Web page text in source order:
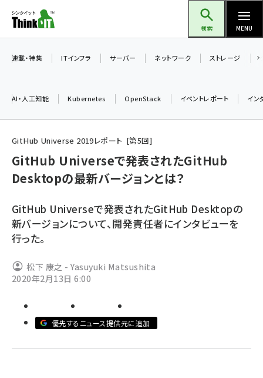
ン
ツ
検索 MENU
加藤銘のチーム貢献～仲間と築いた勝利の絆～ (2315)
iot女子会 (2281)
drupal (1956)
abc123 (1360)
ai crunch (1355)
連載・特集 ITインフラ サーバー ネットワーク ストレージ
AI・人工知能 Kubernetes OpenStack イベントレポート イン
GitHub Universe 2019レポート 第5回
GitHub Universeで発表されたGitHub
Desktopの最新バージョンとは？
GitHub Universeで発表されたGitHub Desktopの
新バージョンについて、開発責任者にインタビューを
行った。
松下 康之 - Yasuyuki Matsushita
2020年2月13日 6:00
優先するニュース提供元に追加